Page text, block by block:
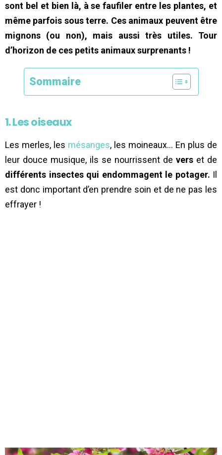
sont bel et bien là, à se faufiler entre les plantes, et
même parfois sous terre. Ces animaux peuvent être
mignons (ou non), mais aussi très utiles. Tour
d’horizon de ces petits animaux surprenants !
Sommaire
1. Les oiseaux
Les merles, les mésanges, les moineaux… En plus de
leur douce musique, ils se nourrissent de vers et de
différents insectes qui endommagent le potager. Il
est donc important d’en prendre soin et de ne pas les
effrayer !